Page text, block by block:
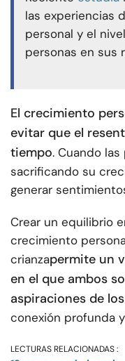
las experiencias
personal y el
personas en sus
El crecimiento
evitar que el
tiempo. Cuando
sacrificando su
generar
Crear un equilibrio
crecimiento
crianzapermite un
en el que ambos
aspiraciones de
conexión profunda
LECTURAS RELACIONADAS :